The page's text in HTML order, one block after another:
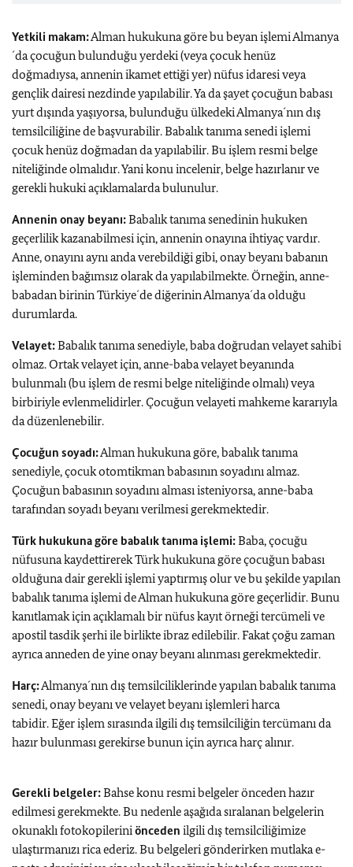
Yetkili makam:Alman hukukuna göre bu beyan işlemi Almanya
´da çocuğun bulunduğu yerdeki (veya çocuk henüz
doğmadıysa, annenin ikamet ettiği yer) nüfus idaresi veya
gençlik dairesi nezdinde yapılabilir. Ya da şayet çocuğun babası
yurt dışında yaşıyorsa, bulunduğu ülkedeki Almanya´nın dış
temsilciliğine de başvurabilir. Babalık tanıma senedi işlemi
çocuk henüz doğmadan da yapılabilir. Bu işlem resmi belge
niteliğinde olmalıdır. Yani konu incelenir, belge hazırlanır ve
gerekli hukuki açıklamalarda bulunulur.
Annenin onay beyanı:Babalık tanıma senedinin hukuken
geçerlilik kazanabilmesi için, annenin onayına ihtiyaç vardır.
Anne, onayını aynı anda verebildiği gibi, onay beyanı babanın
işleminden bağımsız olarak da yapılabilmekte. Örneğin, anne-
babadan birinin Türkiye´de diğerinin Almanya´da olduğu
durumlarda.
Velayet:Babalık tanıma senediyle, baba doğrudan velayet sahibi
olmaz. Ortak velayet için, anne-baba velayet beyanında
bulunmalı (bu işlem de resmi belge niteliğinde olmalı) veya
birbiriyle evlenmelidirler. Çocuğun velayeti mahkeme kararıyla
da düzenlenebilir.
Çocuğun soyadı:Alman hukukuna göre, babalık tanıma
senediyle, çocuk otomtikman babasının soyadını almaz.
Çocuğun babasının soyadını alması isteniyorsa, anne-baba
tarafından soyadı beyanı verilmesi gerekmektedir.
Türk hukukuna göre babalık tanıma işlemi:Baba, çocuğu
nüfusuna kaydettirerek Türk hukukuna göre çocuğun babası
olduğuna dair gerekli işlemi yaptırmış olur ve bu şekilde yapılan
babalık tanıma işlemi de Alman hukukuna göre geçerlidir. Bunu
kanıtlamak için açıklamalı bir nüfus kayıt örneği tercümeli ve
apostil tasdik şerhi ile birlikte ibraz edilebilir. Fakat çoğu zaman
ayrıca anneden de yine onay beyanı alınması gerekmektedir.
Harç:Almanya´nın dış temsilciliklerinde yapılan babalık tanıma
senedi, onay beyanı ve velayet beyanı işlemleri harca
tabidir. Eğer işlem sırasında ilgili dış temsilciliğin tercümanı da
hazır bulunması gerekirse bunun için ayrıca harç alınır.
Gerekli belgeler:Bahse konu resmi belgeler önceden hazır
edilmesi gerekmekte. Bu nedenle aşağıda sıralanan belgelerin
okunaklı fotokopileriniönceden ilgili dış temsilciliğimize
ulaştırmanızı rica ederiz. Bu belgeleri gönderirken mutlaka e-